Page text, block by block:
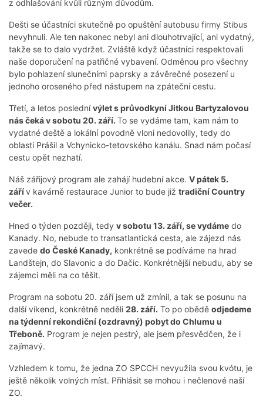
z odhlašování kvůli různým důvodům.
Dešti se účastníci skutečně po opuštění autobusu firmy Stibus
nevyhnuli. Ale ten nakonec nebyl ani dlouhotrvající, ani vydatný,
takže se to dalo vydržet. Zvláště když účastníci respektovali
naše doporučení na patřičné vybavení. Odměnou pro všechny
bylo pohlazení slunečními paprsky a závěrečné posezení u
jednoho oroseného před nástupem na zpáteční cestu.
Třetí, a letos poslednívýlet s průvodkyní Jitkou Bartyzalovou
nás čeká v sobotu 20. září. To se vydáme tam, kam nám to
vydatné deště a lokální povodně vloni nedovolily, tedy do
oblasti Prášil a Vchynicko-tetovského kanálu. Snad nám počasí
cestu opět nezhatí.
Náš zářijový program ale zahájí hudební akce. V pátek 5.
zářív kavárně restaurace Junior to bude již tradiční Country
večer.
Hned o týden později, tedy v sobotu 13. září, se vydáme do
Kanady. No, nebude to transatlantická cesta, ale zájezd nás
zavede do České Kanady, konkrétně se podíváme na hrad
Landštejn, do Slavonic a do Dačic. Konkrétnější nebudu, aby se
zájemci měli na co těšit.
Program na sobotu 20. září jsem už zmínil, a tak se posunu na
další víkend, konkrétně neděli 28. září. To po obědě odjedeme
na týdenní rekondiční (ozdravný) pobyt do Chlumu u
Třeboně. Program je nejen pestrý, ale jsem přesvědčen, že i
zajímavý.
Vzhledem k tomu, že jedna ZO SPCCH nevyužila svou kvótu, je
ještě několik volných míst. Přihlásit se mohou i nečlenové naší
ZO.